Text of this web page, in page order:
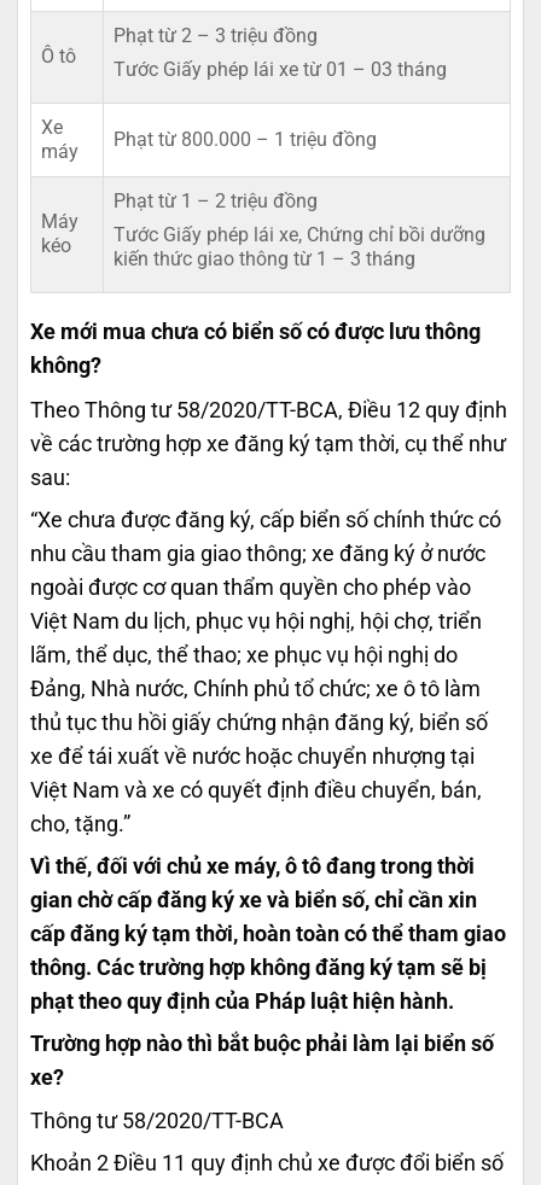
Ô tô
Phạt từ 2 – 3 triệu đồng
Tước Giấy phép lái xe từ 01 – 03 tháng
Xe
máy
Phạt từ 800.000 – 1 triệu đồng
Máy
kéo
Phạt từ 1 – 2 triệu đồng
Tước Giấy phép lái xe, Chứng chỉ bồi dưỡng
kiến thức giao thông từ 1 – 3 tháng
Xe mới mua chưa có biển số có được lưu thông
không?
Theo Thông tư 58/2020/TT-BCA, Điều 12 quy định
về các trường hợp xe đăng ký tạm thời, cụ thể như
sau:
“Xe chưa được đăng ký, cấp biển số chính thức có
nhu cầu tham gia giao thông; xe đăng ký ở nước
ngoài được cơ quan thẩm quyền cho phép vào
Việt Nam du lịch, phục vụ hội nghị, hội chợ, triển
lãm, thể dục, thể thao; xe phục vụ hội nghị do
Đảng, Nhà nước, Chính phủ tổ chức; xe ô tô làm
thủ tục thu hồi giấy chứng nhận đăng ký, biển số
xe để tái xuất về nước hoặc chuyển nhượng tại
Việt Nam và xe có quyết định điều chuyển, bán,
cho, tặng.”
Vì thế, đối với chủ xe máy, ô tô đang trong thời
gian chờ cấp đăng ký xe và biển số, chỉ cần xin
cấp đăng ký tạm thời, hoàn toàn có thể tham giao
thông. Các trường hợp không đăng ký tạm sẽ bị
phạt theo quy định của Pháp luật hiện hành.
Trường hợp nào thì bắt buộc phải làm lại biển số
xe?
Thông tư 58/2020/TT-BCA
Khoản 2 Điều 11 quy định chủ xe được đổi biển số